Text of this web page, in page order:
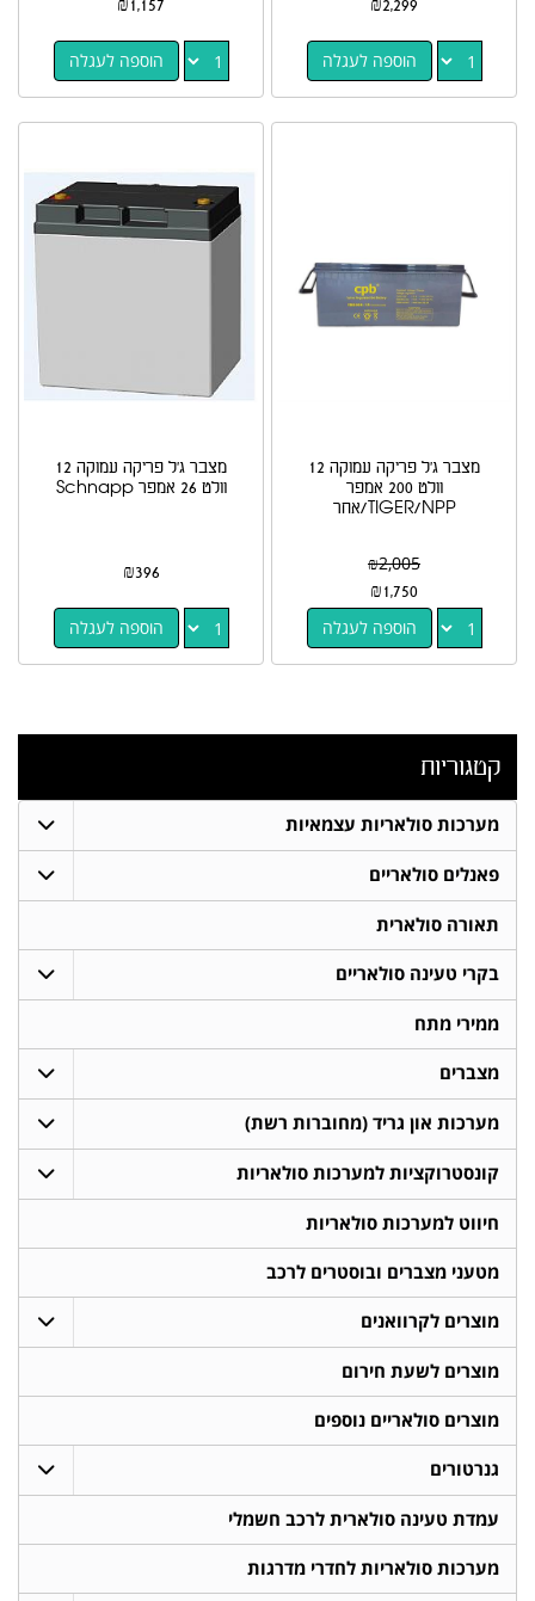
₪2,299
הוספה לעגלה
₪1,157
הוספה לעגלה
מצבר ג'ל פריקה עמוקה 12
וולט 200 אמפר
TIGER/NPP/אחר
₪2,005
₪1,750
הוספה לעגלה
מצבר ג'ל פריקה עמוקה 12
וולט 26 אמפר Schnapp
₪396
הוספה לעגלה
קטגוריות
מערכות סולאריות עצמאיות
פאנלים סולאריים
תאורה סולארית
בקרי טעינה סולאריים
ממירי מתח
מצברים
מערכות און גריד (מחוברות רשת)
קונסטרוקציות למערכות סולאריות
חיווט למערכות סולאריות
מטעני מצברים ובוסטרים לרכב
מוצרים לקרוואנים
מוצרים לשעת חירום
מוצרים סולאריים נוספים
גנרטורים
עמדת טעינה סולארית לרכב חשמלי
מערכות סולאריות לחדרי מדרגות